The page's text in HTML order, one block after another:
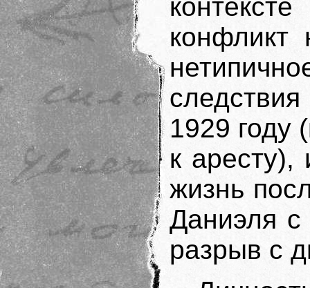
1929 году
к аресту),
жизнь
Даниэля
разрыв с